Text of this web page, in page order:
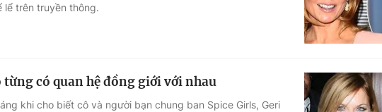
lể trên truyền thông.
có quan hệ đồng giới với nhau
khi cho biết cô và người bạn chung ban Spice Girls, Geri